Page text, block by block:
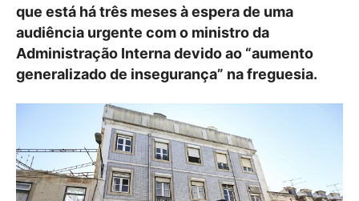
que está há três meses à espera de uma
audiência urgente com o ministro da
Administração Interna devido ao “aumento
generalizado de insegurança” na freguesia.